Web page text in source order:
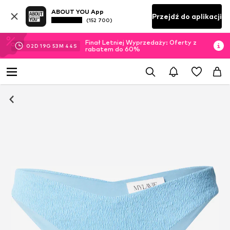
ABOUT YOU App
(152 700) Przejdź do aplikacji
02D 19G 53M 43 S
Finał Letniej Wyprzedaży: Oferty z
rabatem do 60%